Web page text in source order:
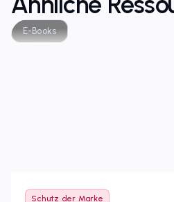
Ähnliche
E-Books